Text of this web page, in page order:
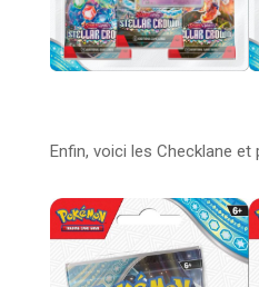
Enfin, voici les Checklane et